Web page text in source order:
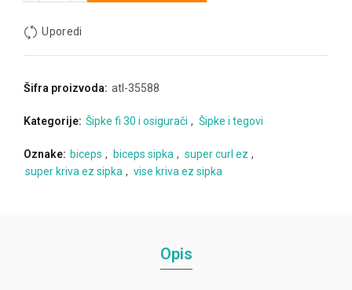
Uporedi
Šifra proizvoda: atl-35588
Kategorije: Šipke fi 30 i osigurači , Šipke i tegovi
Oznake: biceps , biceps sipka , super curl ez ,
super kriva ez sipka , vise kriva ez sipka
Opis